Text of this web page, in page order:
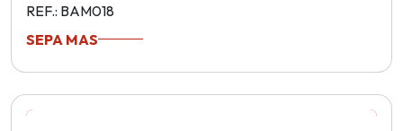
REF.: BAM018
SEPA MAS